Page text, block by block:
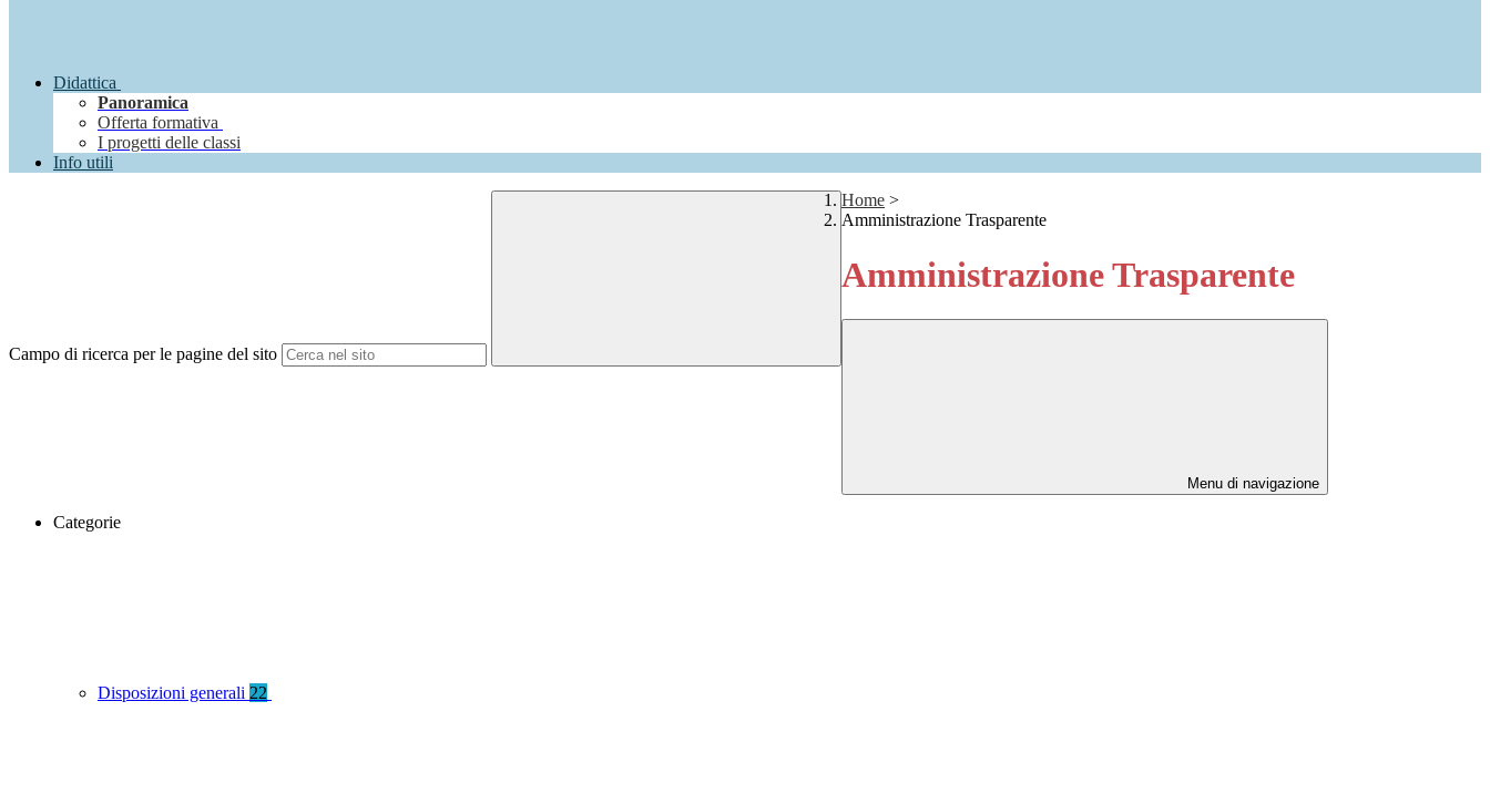
Didattica
Panoramica
Offerta formativa
I progetti delle classi
Info utili
Campo di ricerca per le pagine del sito
Home >
Amministrazione Trasparente
Amministrazione Trasparente
Menu di navigazione
Categorie
Disposizioni generali 22